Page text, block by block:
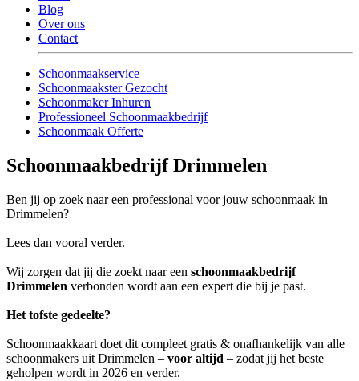
Blog
Over ons
Contact
Schoonmaakservice
Schoonmaakster Gezocht
Schoonmaker Inhuren
Professioneel Schoonmaakbedrijf
Schoonmaak Offerte
Schoonmaakbedrijf Drimmelen
Ben jij op zoek naar een professional voor jouw schoonmaak in
Drimmelen?
Lees dan vooral verder.
Wij zorgen dat jij die zoekt naar een schoonmaakbedrijf
Drimmelen verbonden wordt aan een expert die bij je past.
Het tofste gedeelte?
Schoonmaakkaart doet dit compleet gratis & onafhankelijk van alle
schoonmakers uit Drimmelen – voor altijd – zodat jij het beste
geholpen wordt in 2026 en verder.